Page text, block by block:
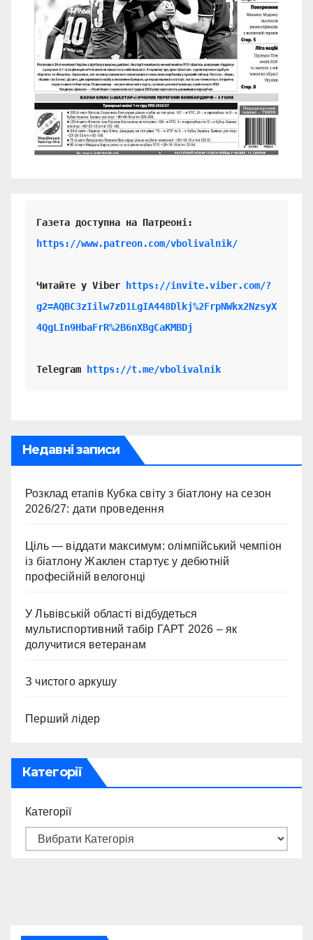
https://www.patreon.com/vbolivalnik/
Читайте у Viber
https://invite.viber.com/?
g2=AQBC3zIilw7zD1LgIA448Dlkj%2FrpNWkx2NzsyX
4QgLIn9HbaFrR%2B6nXBgCaKMBDj
Telegram https://t.me/vbolivalnik
Недавні записи
Розклад етапів Кубка світу з біатлону на сезон
2026/27: дати проведення
Ціль — віддати максимум: олімпійський чемпіон
із біатлону Жаклен стартує у дебютній
професійній велогонці
У Львівській області відбудеться
мультиспортивний табір ГАРТ 2026 – як
долучитися ветеранам
З чистого аркушу
Перший лідер
Категорії
Категорії